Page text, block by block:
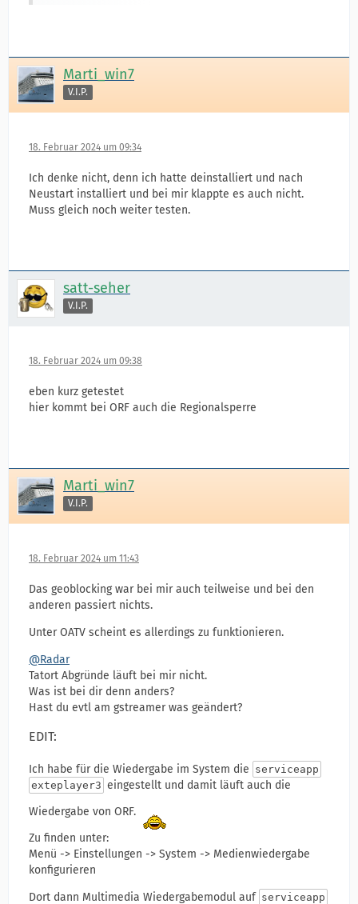
Marti_win7
V.I.P.
18. Februar 2024 um 09:34
Ich denke nicht, denn ich hatte deinstalliert und nach
Neustart installiert und bei mir klappte es auch nicht.
Muss gleich noch weiter testen.
satt-seher
V.I.P.
18. Februar 2024 um 09:38
eben kurz getestet
hier kommt bei ORF auch die Regionalsperre
Marti_win7
V.I.P.
18. Februar 2024 um 11:43
Das geoblocking war bei mir auch teilweise und bei den
anderen passiert nichts.
Unter OATV scheint es allerdings zu funktionieren.
@Radar
Tatort Abgründe läuft bei mir nicht.
Was ist bei dir denn anders?
Hast du evtl am gstreamer was geändert?
EDIT:
Ich habe für die Wiedergabe im System die serviceapp
exteplayer3 eingestellt und damit läuft auch die
Wiedergabe von ORF.
Zu finden unter:
Menü -> Einstellungen -> System -> Medienwiedergabe
konfigurieren
Dort dann Multimedia Wiedergabemodul auf serviceapp